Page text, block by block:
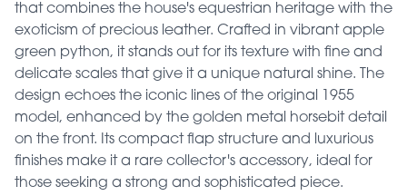
that combines the house's equestrian heritage with the
exoticism of precious leather. Crafted in vibrant apple
green python, it stands out for its texture with fine and
delicate scales that give it a unique natural shine. The
design echoes the iconic lines of the original 1955
model, enhanced by the golden metal horsebit detail
on the front. Its compact flap structure and luxurious
finishes make it a rare collector's accessory, ideal for
those seeking a strong and sophisticated piece.